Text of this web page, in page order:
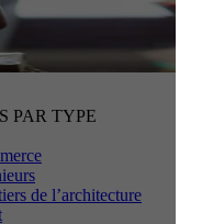
PAR TYPE
de l’architecture